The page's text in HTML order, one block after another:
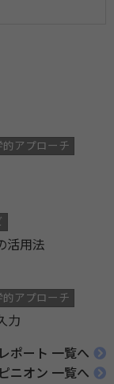
的アプローチ
活用法
的アプローチ
力
ポート 一覧へ
ニオン 一覧へ